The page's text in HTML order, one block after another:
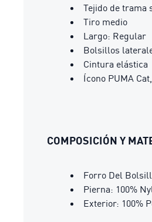
Tejido de trama
Tiro medio
Largo: Regular
Bolsillos
Cintura elástica
Ícono PUMA
COMPOSICIÓN Y
Forro Del
Pierna: 100%
Exterior: 100%